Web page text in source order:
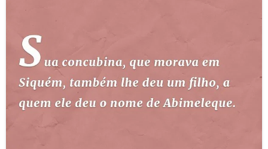
ESTUDOS BÍBLICOS
ESBOÇOS DE PREGAÇÃO
TEMAS